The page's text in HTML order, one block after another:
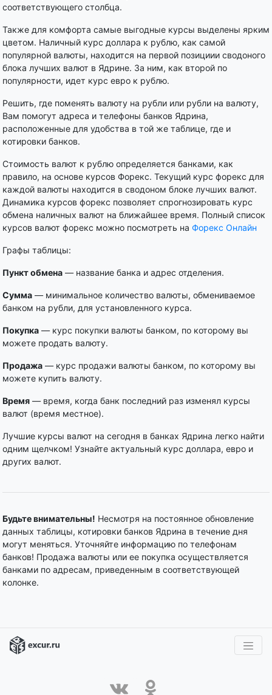
соответствующего столбца.
Также для комфорта самые выгодные курсы выделены ярким
цветом. Наличный курс доллара к рублю, как самой
популярной валюты, находится на первой позициии сводоного
блока лучших валют в Ядрине. За ним, как второй по
популярности, идет курс евро к рублю.
Решить, где поменять валюту на рубли или рубли на валюту,
Вам помогут адреса и телефоны банков Ядрина,
расположенные для удобства в той же таблице, где и
котировки банков.
Стоимость валют к рублю определяется банками, как
правило, на основе курсов Форекс. Текущий курс форекс для
каждой валюты находится в сводоном блоке лучших валют.
Динамика курсов форекс позволяет спрогнозировать курс
обмена наличных валют на ближайшее время. Полный список
курсов валют форекс можно посмотреть на Форекс Онлайн
Графы таблицы:
Пункт обмена — название банка и адрес отделения.
Сумма — минимальное количество валюты, обмениваемое
банком на рубли, для установленного курса.
Покупка — курс покупки валюты банком, по которому вы
можете продать валюту.
Продажа — курс продажи валюты банком, по которому вы
можете купить валюту.
Время — время, когда банк последний раз изменял курсы
валют (время местное).
Лучшие курсы валют на сегодня в банках Ядрина легко найти
одним щелчком! Узнайте актуальный курс доллара, евро и
других валют.
Будьте внимательны! Несмотря на постоянное обновление
данных таблицы, котировки банков Ядрина в течение дня
могут меняться. Уточняйте информацию по телефонам
банков! Продажа валюты или ее покупка осуществляется
банками по адресам, приведенным в соответствующей
колонке.